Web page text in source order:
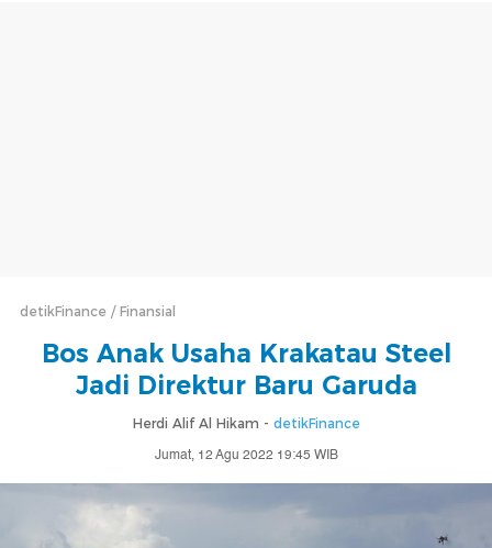
detikFinance Finansial
Bos Anak Usaha Krakatau Steel
Jadi Direktur Baru Garuda
Herdi Alif Al Hikam - detikFinance
Jumat, 12 Agu 2022 19:45 WIB